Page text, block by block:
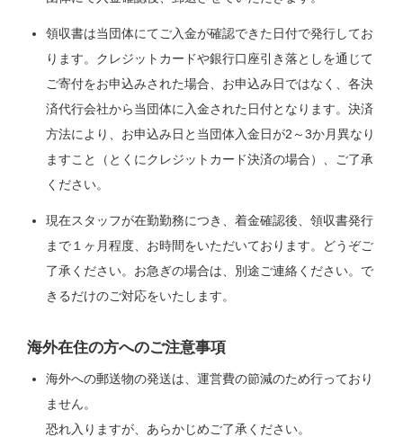
領収書は当団体にてご入金が確認できた日付で発行してお
ります。クレジットカードや銀行口座引き落としを通じて
ご寄付をお申込みされた場合、お申込み日ではなく、各決
済代行会社から当団体に入金された日付となります。決済
方法により、お申込み日と当団体入金日が2～3か月異なり
ますこと（とくにクレジットカード決済の場合）、ご了承
ください。
現在スタッフが在勤勤務につき、着金確認後、領収書発行
まで１ヶ月程度、お時間をいただいております。どうぞご
了承ください。お急ぎの場合は、別途ご連絡ください。で
きるだけのご対応をいたします。
海外在住の方へのご注意事項
海外への郵送物の発送は、運営費の節減のため行っており
ません。
恐れ入りますが、あらかじめご了承ください。